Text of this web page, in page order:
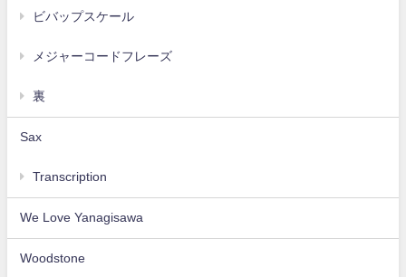
ビバップスケール
メジャーコードフレーズ
裏
Sax
Transcription
We Love Yanagisawa
Woodstone